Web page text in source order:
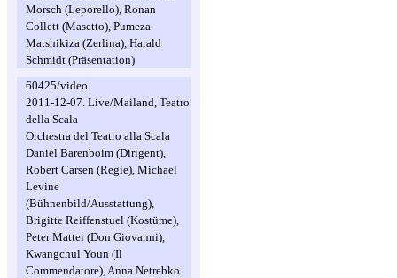
Morsch (Leporello), Ronan
Collett (Masetto), Pumeza
Matshikiza (Zerlina), Harald
Schmidt (Präsentation)
60425/video
2011-12-07. Live/Mailand, Teatro
della Scala
Orchestra del Teatro alla Scala
Daniel Barenboim (Dirigent),
Robert Carsen (Regie), Michael
Levine
(Bühnenbild/Ausstattung),
Brigitte Reiffenstuel (Kostüme),
Peter Mattei (Don Giovanni),
Kwangchul Youn (Il
Commendatore), Anna Netrebko